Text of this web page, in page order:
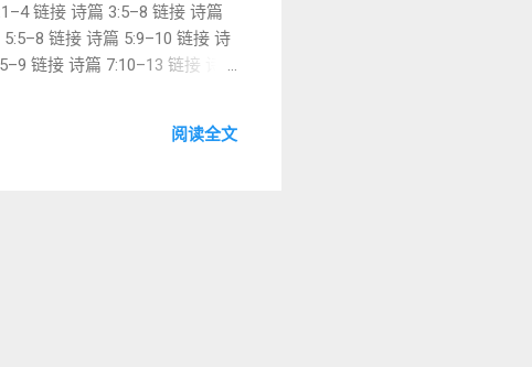
链接 诗篇 3:5–8 链接 诗篇
链接 诗篇 5:9–10 链接 诗
链接 诗篇 7:10–13 链接 诗
阅读全文